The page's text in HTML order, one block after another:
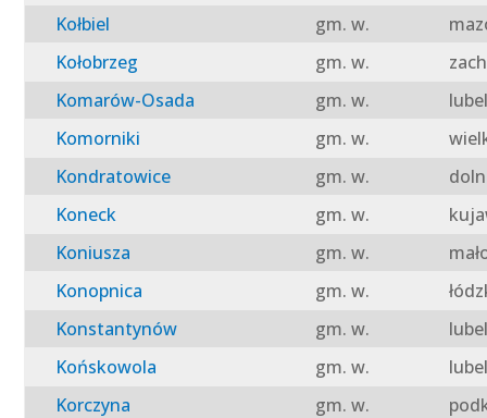
Kołbiel
gm. w.
Kołobrzeg
gm. w.
Komarów-Osada
gm. w.
Komorniki
gm. w.
Kondratowice
gm. w.
Koneck
gm. w.
Koniusza
gm. w.
Konopnica
gm. w.
Konstantynów
gm. w.
Końskowola
gm. w.
Korczyna
gm. w.